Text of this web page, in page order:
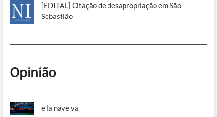
[EDITAL] Citação de desapropriação em São
Sebastião
Opinião
e la nave va